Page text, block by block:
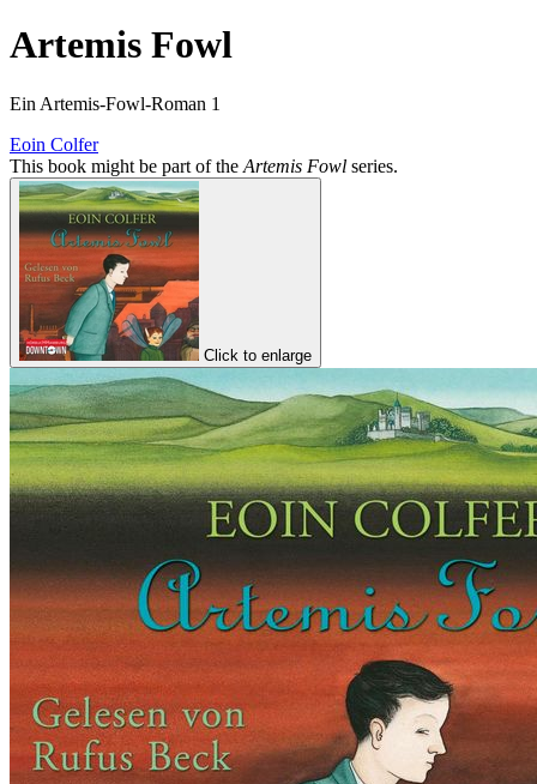
Artemis Fowl
Ein Artemis-Fowl-Roman 1
Eoin Colfer
This book might be part of the Artemis Fowl series.
Click to enlarge